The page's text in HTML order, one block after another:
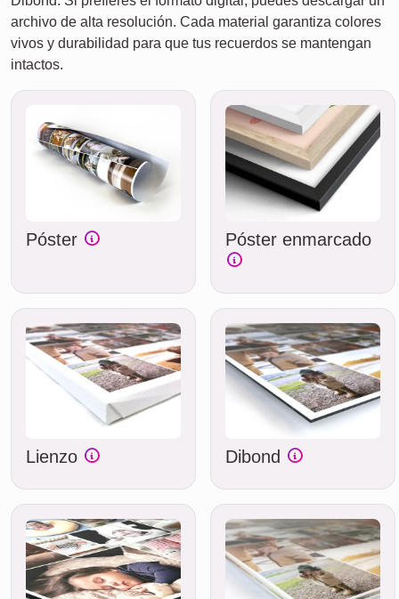
archivo de alta resolución. Cada material garantiza colores
vivos y durabilidad para que tus recuerdos se mantengan
intactos.
Póster Póster enmarcado
Lienzo Dibond